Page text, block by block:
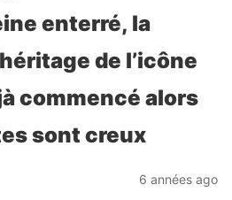
enterré, la
de l’icône
commencé alors
sont creux
6 années ago